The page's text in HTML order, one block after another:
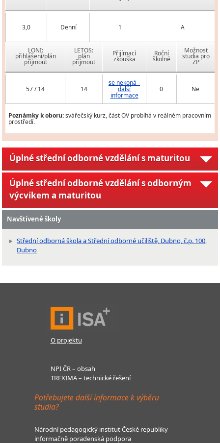
3,0 Denní 1 A
LONI:
přihlášení/plán
přijmout
LETOS:
plán
přijmout
Přijímací
zkouška
Roční
školné
Možnost
studia pro
ZP
57 / 14 14
se nekoná -
další
informace
0 Ne
Poznámky k oboru:svářečský kurz, část OV probíhá v reálném pracovním
prostředí.
Úplné střední odborné vzdělání s maturitou
Úplné střední odborné vzdělání s odborným
výcvikem a maturitou
Navštívené školy
Střední odborná škola a Střední odborné učiliště, Dubno, č.p. 100,
Dubno
O projektu
NPI ČR – obsah
TREXIMA – technické řešení
Potřebujete další informace k výběru
studia?
Národní pedagogický institut České republiky
informačně poradenská podpora